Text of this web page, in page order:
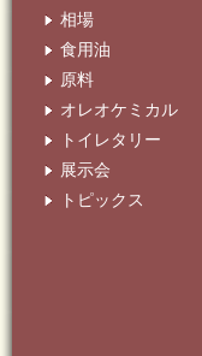
相場
食用油
原料
オレオケミカル
トイレタリー
展示会
トピックス